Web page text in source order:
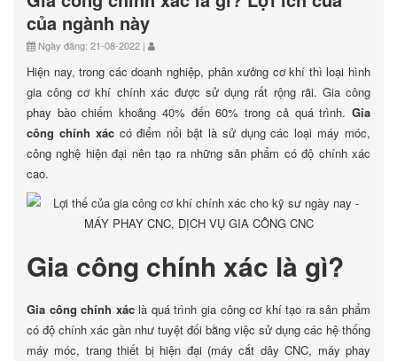
của ngành này
Ngày đăng: 21-08-2022 |
Hiện nay, trong các doanh nghiệp, phân xưởng cơ khí thì loại hình
gia công cơ khí chính xác được sử dụng rất rộng rãi. Gia công
phay bào chiếm khoảng 40% đến 60% trong cả quá trình. Gia
công chính xác có điểm nổi bật là sử dụng các loại máy móc,
công nghệ hiện đại nên tạo ra những sản phẩm có độ chính xác
cao.
Gia công chính xác là gì?
Gia công chính xáclà quá trình gia công cơ khí tạo ra sản phẩm
có độ chính xác gần như tuyệt đối bằng việc sử dụng các hệ thống
máy móc, trang thiết bị hiện đại (máy cắt dây CNC, máy phay